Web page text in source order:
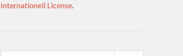
Internationell License.